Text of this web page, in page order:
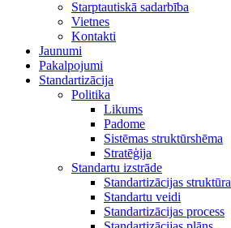
Starptautiskā sadarbība
Vietnes
Kontakti
Jaunumi
Pakalpojumi
Standartizācija
Politika
Likums
Padome
Sistēmas struktūrshēma
Stratēģija
Standartu izstrāde
Standartizācijas struktūra
Standartu veidi
Standartizācijas process